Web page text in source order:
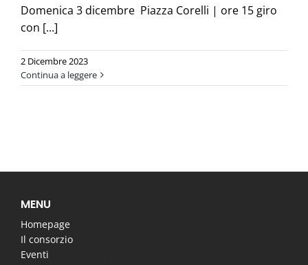
Domenica 3 dicembre Piazza Corelli | ore 15 giro
con [...]
2 Dicembre 2023
Continua a leggere
MENU
Homepage
Il consorzio
Eventi